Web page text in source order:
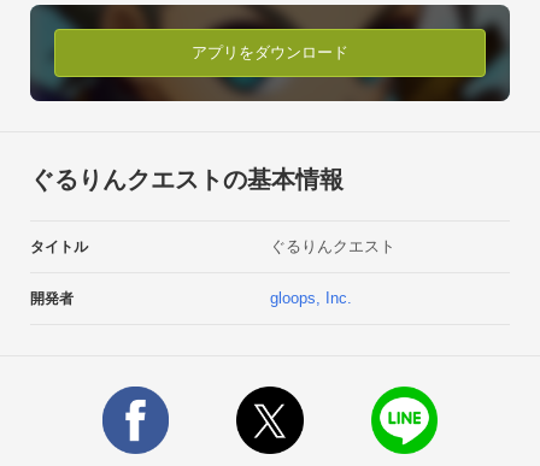
よ・・・。連続攻撃やひっさつ技を駆使して強敵を撃破しよ
でも、どこか憎めないモンスターたちに愛着が湧いてしまうか
も？■多彩なキャラクターたち■
ると連続攻撃回数が増加。バトルがもっと楽しく、気持ちよ
く！
撃やひっさつ技はまさに爽快■
ンボを決めて迷宮を突破！強力なモンスターには武具ごとに異
◆ご意見、ご感想に関して「ぐるりんクエスト」では、より充
実したサービスの実現を目指し、皆様のご意見・ご感想を募集
アプリをダウンロード
ぐるりんクエストの基本情報
タイトル ぐるりんクエスト
開発者 gloops, Inc.